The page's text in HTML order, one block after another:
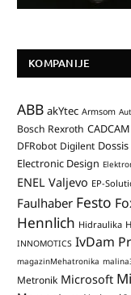
KOMPANIJE
ABB akYtec Armsom
Bosch Rexroth
DFRobot Digilent Dossis
Electronic Design
ENEL Valjevo EP-
Faulhaber Festo
Hennlich Hidraulika
INNOMOTICS IvDam
magazinMehatronika
Metronik Microsoft